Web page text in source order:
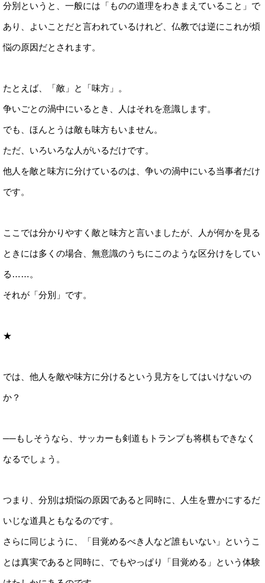
分別というと、一般には「ものの道理をわきまえていること」で
あり、よいことだと言われているけれど、仏教では逆にこれが煩
悩の原因だとされます。
たとえば、「敵」と「味方」。
争いごとの渦中にいるとき、人はそれを意識します。
でも、ほんとうは敵も味方もいません。
ただ、いろいろな人がいるだけです。
他人を敵と味方に分けているのは、争いの渦中にいる当事者だけ
です。
ここでは分かりやすく敵と味方と言いましたが、人が何かを見る
ときには多くの場合、無意識のうちにこのような区分けをしてい
る……。
それが「分別」です。
★
では、他人を敵や味方に分けるという見方をしてはいけないの
か？
──もしそうなら、サッカーも剣道もトランプも将棋もできなく
なるでしょう。
つまり、分別は煩悩の原因であると同時に、人生を豊かにするだ
いじな道具ともなるのです。
さらに同じように、「目覚めるべき人など誰もいない」というこ
とは真実であると同時に、でもやっぱり「目覚める」という体験